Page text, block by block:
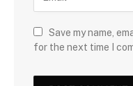
Save my name,
for the next time I